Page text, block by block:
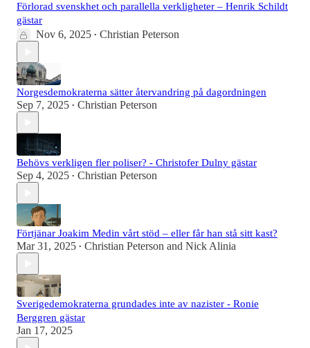
Förlorad svenskhet och parallella verkligheter – Henrik Schildt
gästar
Nov 6, 2025 • Christian Peterson
Norgesdemokraterna sätter återvandring på dagordningen
Sep 7, 2025 • Christian Peterson
Behövs verkligen fler poliser? - Christofer Dulny gästar
Sep 4, 2025 • Christian Peterson
Förtjänar Joakim Medin vårt stöd – eller får han stå sitt kast?
Mar 31, 2025 • Christian Peterson and Nick Alinia
Sverigedemokraterna grundades inte av nazister - Ronie
Berggren gästar
Jan 17, 2025